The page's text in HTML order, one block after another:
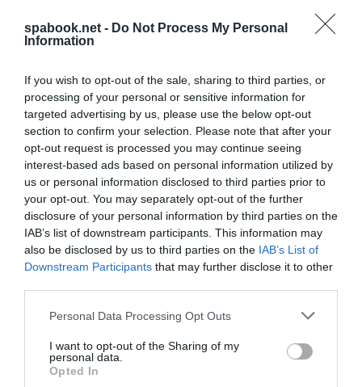
spabook.net - Do Not Process My Personal
Information
If you wish to opt-out of the sale, sharing to third parties, or
processing of your personal or sensitive information for
targeted advertising by us, please use the below opt-out
section to confirm your selection. Please note that after your
opt-out request is processed you may continue seeing
interest-based ads based on personal information utilized by
us or personal information disclosed to third parties prior to
your opt-out. You may separately opt-out of the further
disclosure of your personal information by third parties on the
IAB’s list of downstream participants. This information may
also be disclosed by us to third parties on the IAB’s List of
Downstream Participants that may further disclose it to other
Please note that this website/app uses one or more Google
not limited to your visit or usage behaviour. You may click to
grant or deny consent to Google and its third-party tags to
use your data for below specified purposes in below Google
Personal Data Processing Opt Outs
I want to opt-out of the Sharing of my
personal data.
Opted In
AZ ELSŐ NEGYEDÉV ALAPJÁN